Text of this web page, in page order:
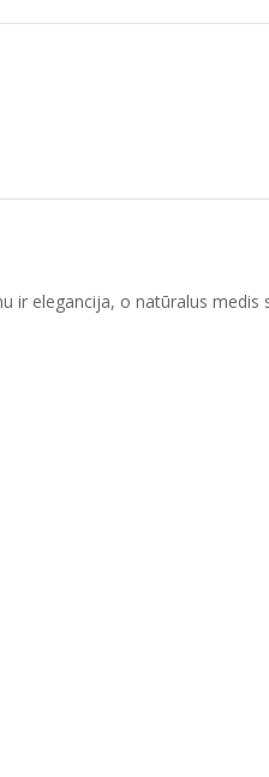
ir elegancija, o natūralus